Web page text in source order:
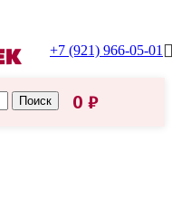
+7 (921) 966-05-01
Поиск 0 ₽